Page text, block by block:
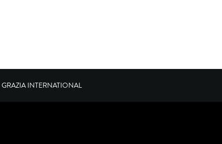
GRAZIA INTERNATIONAL